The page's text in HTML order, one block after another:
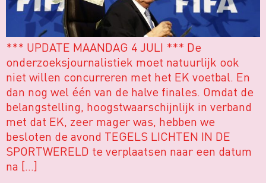
*** UPDATE MAANDAG 4 JULI *** De
onderzoeksjournalistiek moet natuurlijk ook
niet willen concurreren met het EK voetbal. En
dan nog wel één van de halve finales. Omdat de
belangstelling, hoogstwaarschijnlijk in verband
met dat EK, zeer mager was, hebben we
besloten de avond TEGELS LICHTEN IN DE
SPORTWERELD te verplaatsen naar een datum
na […]